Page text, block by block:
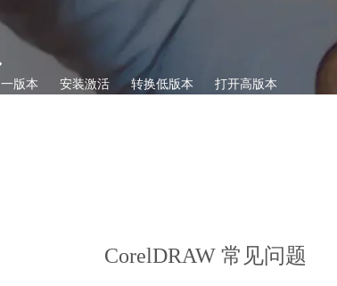
版本 安装激活 转换低版本 打开高版本
CorelDRAW 常见问题